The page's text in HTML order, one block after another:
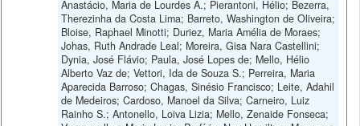
Anastácio, Maria de Lourdes A.; Pierantoni, Hélio; Bezerra,
Therezinha da Costa Lima; Barreto, Washington de Oliveira;
Bloise, Raphael Minotti; Duriez, Maria Amélia de Moraes;
Johas, Ruth Andrade Leal; Moreira, Gisa Nara Castellini;
Dynia, José Flávio; Paula, José Lopes de; Mello, Hélio
Alberto Vaz de; Vettori, Ida de Souza S.; Perreira, Maria
Aparecida Barroso; Chagas, Sinésio Francisco; Leite, Adahil
de Medeiros; Cardoso, Manoel da Silva; Carneiro, Luiz
Rainho S.; Antonello, Loiva Lizia; Mello, Zenaide Fonseca;